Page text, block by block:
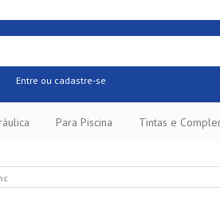
Entre ou cadastre-se
Para Piscina Tintas e